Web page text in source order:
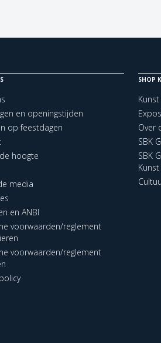
en openingstijden
op feestdagen
hoogte
media
en ANBI
voorwaarden/reglement
voorwaarden/reglement
SHOP
Over
SBK
SBK
Kunst